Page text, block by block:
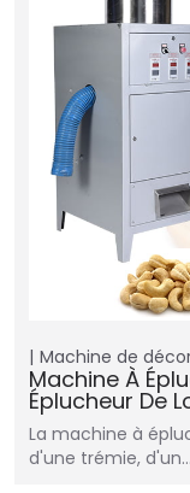
Machine de
Machine À
Éplucheur De
La machine à
d'une trémie, d'un…